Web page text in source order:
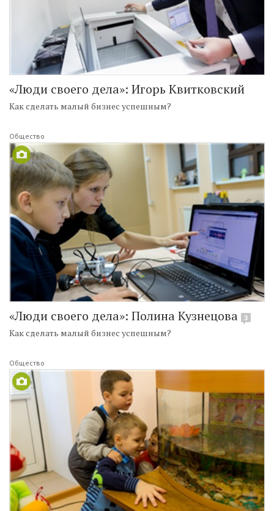
«Люди своего дела»: Игорь Квитковский
Как сделать малый бизнес успешным?
Общество
«Люди своего дела»: Полина Кузнецова 3
Как сделать малый бизнес успешным?
Общество